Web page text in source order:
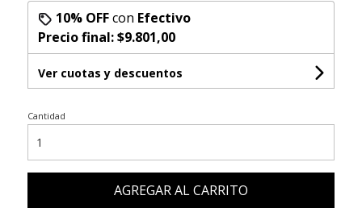
10% OFFcon Efectivo
Precio final:$9.801,00
Ver cuotas y descuentos
Cantidad
AGREGAR AL CARRITO